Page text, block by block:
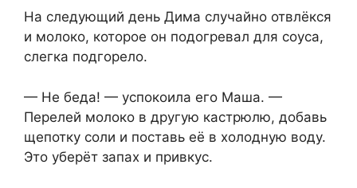
На следующий день Дима случайно отвлёкся
и молоко, которое он подогревал для соуса,
слегка подгорело.
— Не беда! — успокоила его Маша. —
Перелей молоко в другую кастрюлю, добавь
щепотку соли и поставь её в холодную воду.
Это уберёт запах и привкус.